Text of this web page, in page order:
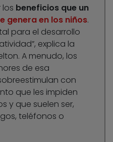
beneficios que un
genera en los niños.
para el desarrollo
explica la
A menudo, los
de esa
con
que les impiden
y que suelen ser,
teléfonos o